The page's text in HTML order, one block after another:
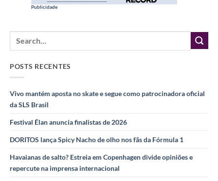
Publicidade
POSTS RECENTES
Vivo mantém aposta no skate e segue como patrocinadora oficial
da SLS Brasil
Festival Élan anuncia finalistas de 2026
DORITOS lança Spicy Nacho de olho nos fãs da Fórmula 1
Havaianas de salto? Estreia em Copenhagen divide opiniões e
repercute na imprensa internacional